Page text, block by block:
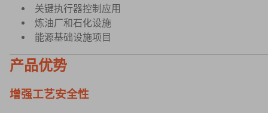
关键执行器控制应用
炼油厂和石化设施
能源基础设施项目
产品优势
增强工艺安全性